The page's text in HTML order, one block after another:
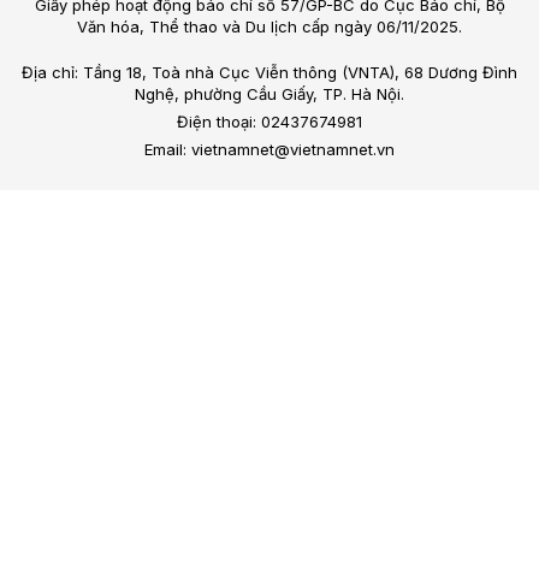
Giấy phép hoạt động báo chí số 57/GP-BC do Cục Báo chí, Bộ
Văn hóa, Thể thao và Du lịch cấp ngày 06/11/2025.
Địa chỉ: Tầng 18, Toà nhà Cục Viễn thông (VNTA), 68 Dương Đình
Nghệ, phường Cầu Giấy, TP. Hà Nội.
Điện thoại: 02437674981
Email: vietnamnet@vietnamnet.vn